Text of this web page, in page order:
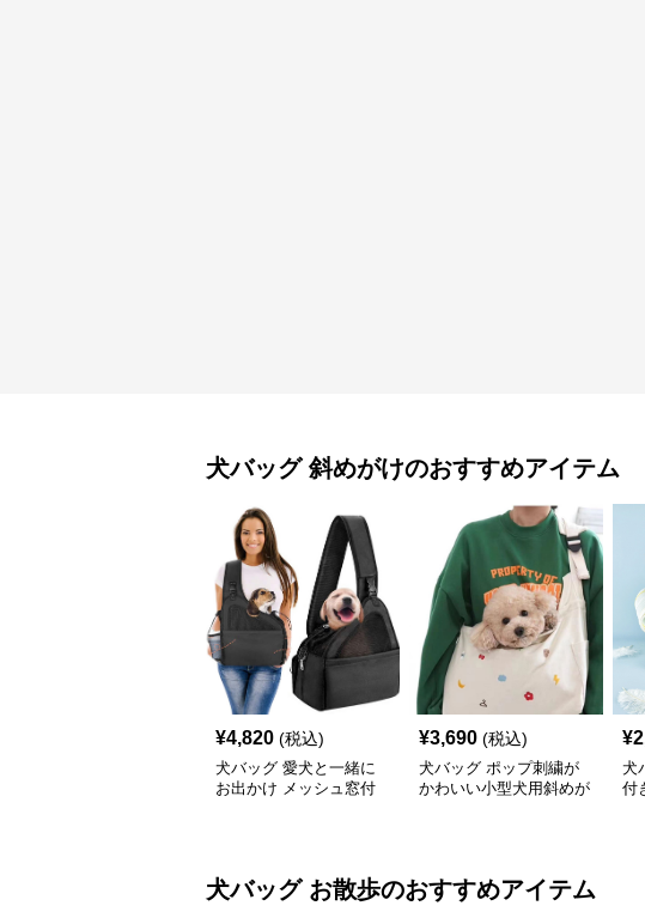
犬バッグ 斜めがけのおすすめアイテム
¥4,820 (税込)
犬バッグ 愛犬と一緒に
お出かけ メッシュ窓付
¥3,690 (税込)
犬バッグ ポップ刺繍が
かわいい小型犬用斜めが
¥
犬
付
犬バッグ お散歩のおすすめアイテム